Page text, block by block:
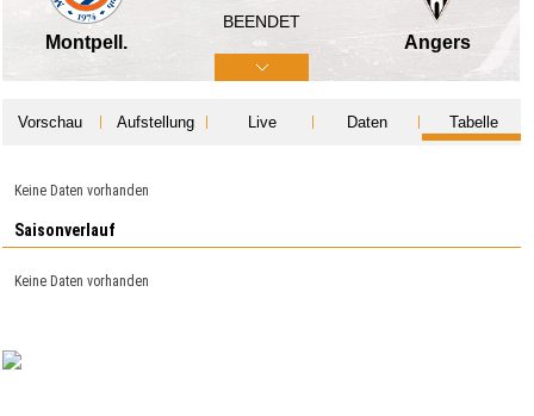
Montpell.
BEENDET
Angers
Vorschau Aufstellung Live Daten Tabelle
Keine Daten vorhanden
Saisonverlauf
Keine Daten vorhanden